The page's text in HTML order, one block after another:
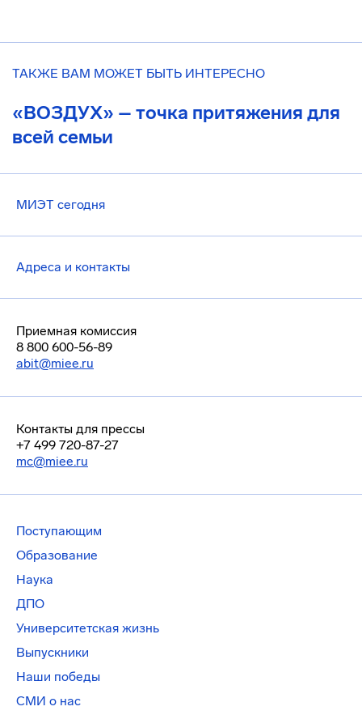
ТАКЖЕ ВАМ МОЖЕТ БЫТЬ ИНТЕРЕСНО
«ВОЗДУХ» – точка притяжения для
всей семьи
МИЭТ сегодня
Адреса и контакты
Приемная комиссия
8 800 600-56-89
abit@miee.ru
Контакты для прессы
+7 499 720-87-27
mc@miee.ru
Поступающим
Образование
Наука
ДПО
Университетская жизнь
Выпускники
Наши победы
СМИ о нас